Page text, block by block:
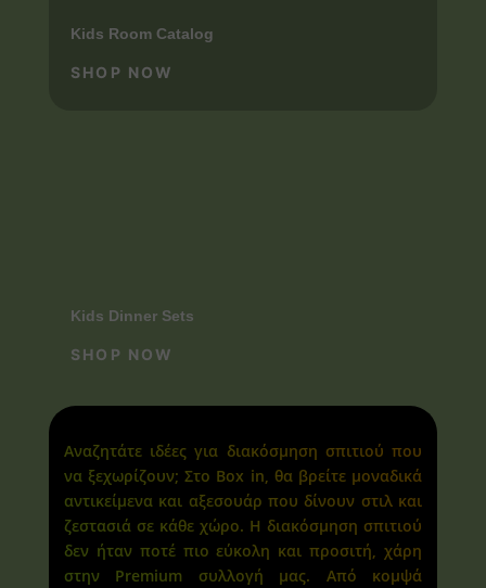
Kids Room Catalog
SHOP NOW
Kids Dinner Sets
SHOP NOW
Αναζητάτε ιδέες για διακόσμηση σπιτιού που
να ξεχωρίζουν; Στο Box in, θα βρείτε μοναδικά
αντικείμενα και αξεσουάρ που δίνουν στιλ και
ζεστασιά σε κάθε χώρο. Η διακόσμηση σπιτιού
δεν ήταν ποτέ πιο εύκολη και προσιτή, χάρη
στην Premium συλλογή μας. Από κομψά